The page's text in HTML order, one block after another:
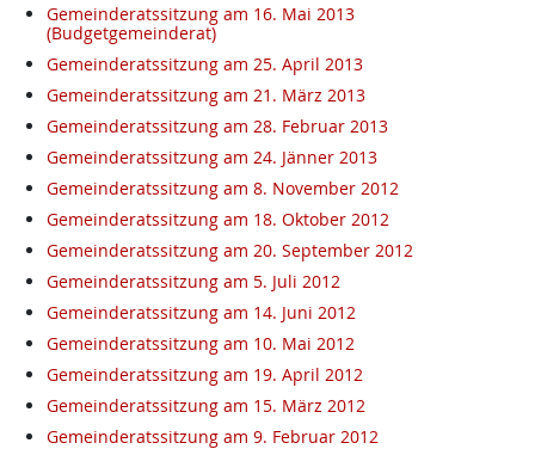
Gemeinderatssitzung am 16. Mai 2013
(Budgetgemeinderat)
Gemeinderatssitzung am 25. April 2013
Gemeinderatssitzung am 21. März 2013
Gemeinderatssitzung am 28. Februar 2013
Gemeinderatssitzung am 24. Jänner 2013
Gemeinderatssitzung am 8. November 2012
Gemeinderatssitzung am 18. Oktober 2012
Gemeinderatssitzung am 20. September 2012
Gemeinderatssitzung am 5. Juli 2012
Gemeinderatssitzung am 14. Juni 2012
Gemeinderatssitzung am 10. Mai 2012
Gemeinderatssitzung am 19. April 2012
Gemeinderatssitzung am 15. März 2012
Gemeinderatssitzung am 9. Februar 2012